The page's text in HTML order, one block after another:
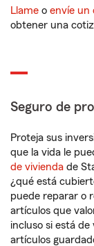
Llame o envíe un
obtener una
Seguro de
Proteja sus
que la vida le
de vivienda de
¿qué está
puede reparar o
artículos que
incluso si está de
artículos